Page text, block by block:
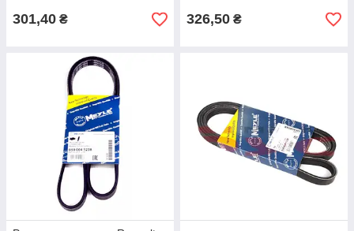
301,40 ₴ 326,50 ₴